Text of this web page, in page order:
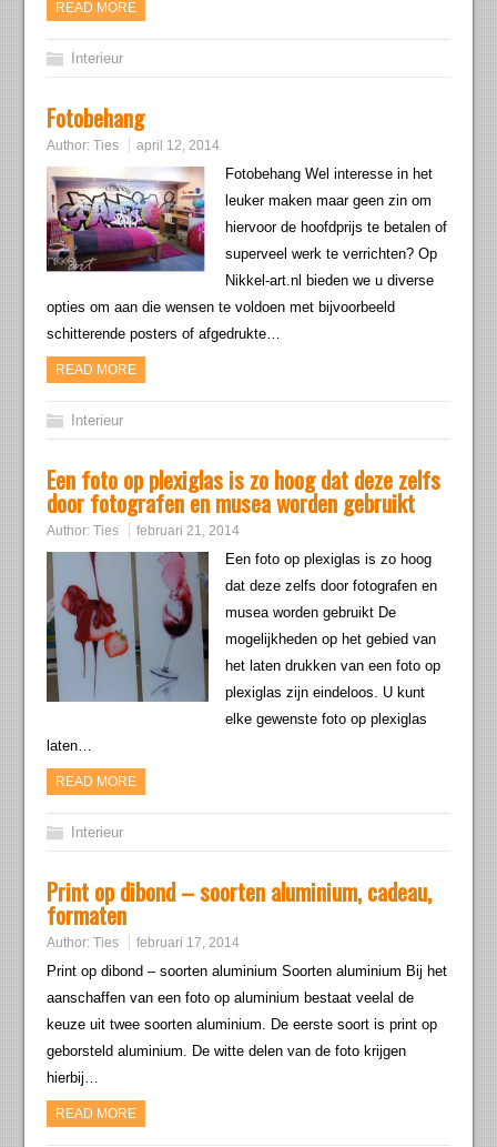
READ MORE
Interieur
Fotobehang
Author:Ties april 12, 2014
Fotobehang Wel interesse in het
leuker maken maar geen zin om
hiervoor de hoofdprijs te betalen of
superveel werk te verrichten? Op
Nikkel-art.nl bieden we u diverse
opties om aan die wensen te voldoen met bijvoorbeeld
schitterende posters of afgedrukte…
READ MORE
Interieur
Een foto op plexiglas is zo hoog dat deze zelfs
door fotografen en musea worden gebruikt
Author:Ties februari 21, 2014
Een foto op plexiglas is zo hoog
dat deze zelfs door fotografen en
musea worden gebruikt De
mogelijkheden op het gebied van
het laten drukken van een foto op
plexiglas zijn eindeloos. U kunt
elke gewenste foto op plexiglas
laten…
READ MORE
Interieur
Print op dibond – soorten aluminium, cadeau,
formaten
Author:Ties februari 17, 2014
Print op dibond – soorten aluminium Soorten aluminium Bij het
aanschaffen van een foto op aluminium bestaat veelal de
keuze uit twee soorten aluminium. De eerste soort is print op
geborsteld aluminium. De witte delen van de foto krijgen
hierbij…
READ MORE